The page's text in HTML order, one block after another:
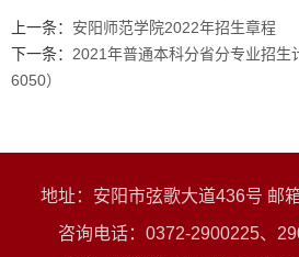
上一条： 安阳师范学院2022年招生章程
下一条： 2021年普通本科分省分专业招生
6050）
地址：安阳市弦歌大道436号 邮
咨询电话：0372-2900225、